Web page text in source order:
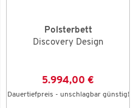
Polsterbett
Discovery Design
5.994,00 €
Dauertiefpreis - unschlagbar günstig!